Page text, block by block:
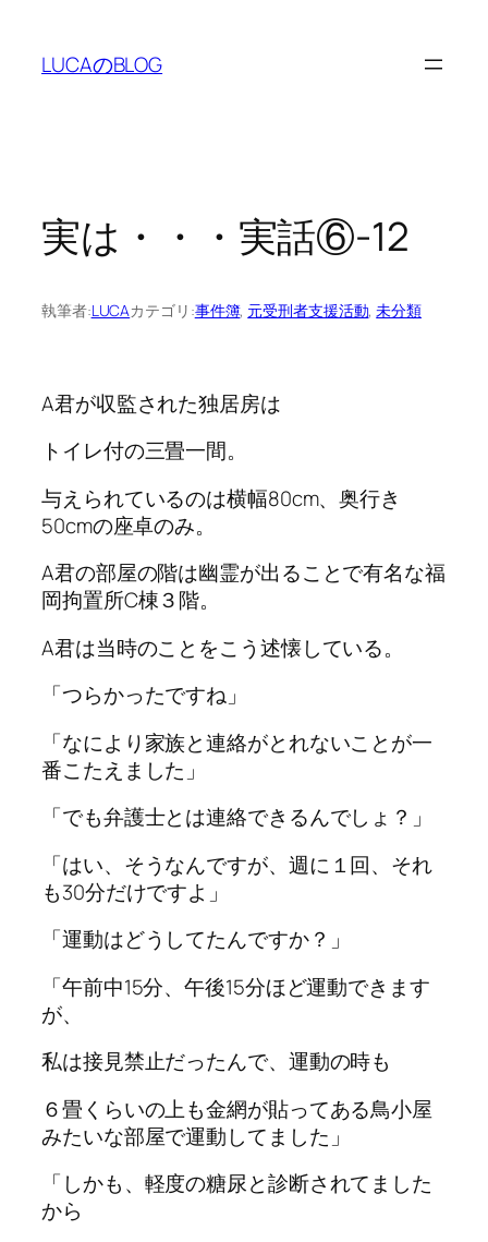
LUCAのBLOG
実は・・・実話⑥-12
執筆者:LUCAカテゴリ:事件簿, 元受刑者支援活動, 未分類
A君が収監された独居房は
トイレ付の三畳一間。
与えられているのは横幅80cm、奥行き
50cmの座卓のみ。
A君の部屋の階は幽霊が出ることで有名な福
岡拘置所C棟３階。
A君は当時のことをこう述懐している。
「つらかったですね」
「なにより家族と連絡がとれないことが一
番こたえました」
「でも弁護士とは連絡できるんでしょ？」
「はい、そうなんですが、週に１回、それ
も30分だけですよ」
「運動はどうしてたんですか？」
「午前中15分、午後15分ほど運動できます
が、
私は接見禁止だったんで、運動の時も
６畳くらいの上も金網が貼ってある鳥小屋
みたいな部屋で運動してました」
「しかも、軽度の糖尿と診断されてました
から